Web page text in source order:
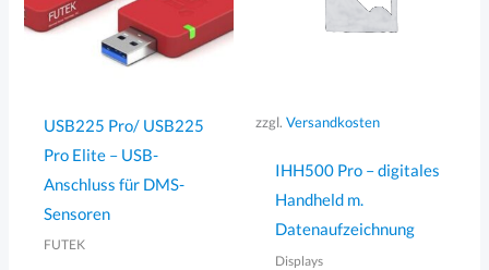
USB225 Pro/ USB225
Pro Elite – USB-
Anschluss für DMS-
Sensoren
FUTEK
zzgl. Versandkosten
IHH500 Pro – digitales
Handheld m.
Datenaufzeichnung
Displays